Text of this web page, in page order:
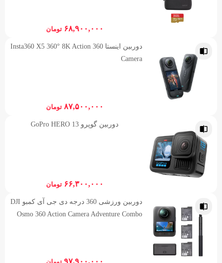
۶۸,۹۰۰,۰۰۰ تومان
دوربین اینستا 360 Insta360 X5 360° 8K Action
Camera
۸۷,۵۰۰,۰۰۰ تومان
دوربین گوپرو GoPro HERO 13
۶۶,۳۰۰,۰۰۰ تومان
دوربین ورزشی 360 درجه دی جی آی کمبو DJI
Osmo 360 Action Camera Adventure Combo